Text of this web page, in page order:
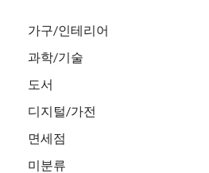
가구/인테리어
과학/기술
도서
디지털/가전
면세점
미분류